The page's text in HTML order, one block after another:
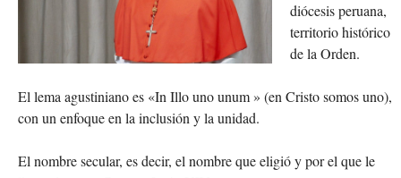
diócesis peruana,
territorio histórico
de la Orden.
El lema agustiniano es «In Illo uno unum » (en Cristo somos uno),
con un enfoque en la inclusión y la unidad.
El nombre secular, es decir, el nombre que eligió y por el que le